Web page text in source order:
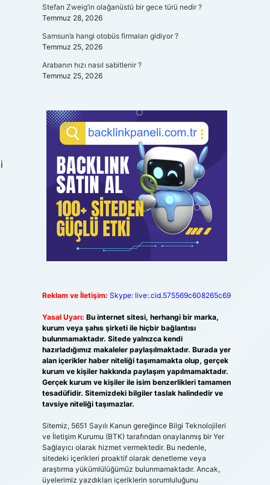
Stefan Zweig’in olağanüstü bir gece türü nedir ?
Temmuz 28, 2026
Samsun’a hangi otobüs firmaları gidiyor ?
Temmuz 25, 2026
Arabanın hızı nasıl sabitlenir ?
Temmuz 25, 2026
Reklam ve İletişim: Skype: live:.cid.575569c608265c69
Yasal Uyarı: Bu internet sitesi, herhangi bir marka,
kurum veya şahıs şirketi ile hiçbir bağlantısı
bulunmamaktadır. Sitede yalnızca kendi
hazırladığımız makaleler paylaşılmaktadır. Burada yer
alan içerikler haber niteliği taşımamakta olup, gerçek
kurum ve kişiler hakkında paylaşım yapılmamaktadır.
Gerçek kurum ve kişiler ile isim benzerlikleri tamamen
tesadüfidir. Sitemizdeki bilgiler taslak halindedir ve
tavsiye niteliği taşımazlar.
Sitemiz, 5651 Sayılı Kanun gereğince Bilgi Teknolojileri
ve İletişim Kurumu (BTK) tarafından onaylanmış bir Yer
Sağlayıcı olarak hizmet vermektedir. Bu nedenle,
sitedeki içerikleri proaktif olarak denetleme veya
araştırma yükümlülüğümüz bulunmamaktadır. Ancak,
üyelerimiz yazdıkları içeriklerin sorumluluğunu